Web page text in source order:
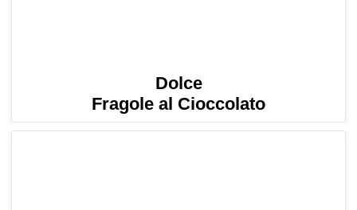
Dolce
Fragole al Cioccolato